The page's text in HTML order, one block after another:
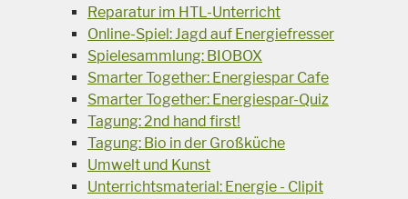
Reparatur im HTL-Unterricht
Online-Spiel: Jagd auf Energiefresser
Spielesammlung: BIOBOX
Smarter Together: Energiespar Cafe
Smarter Together: Energiespar-Quiz
Tagung: 2nd hand first!
Tagung: Bio in der Großküche
Umwelt und Kunst
Unterrichtsmaterial: Energie - Clipit